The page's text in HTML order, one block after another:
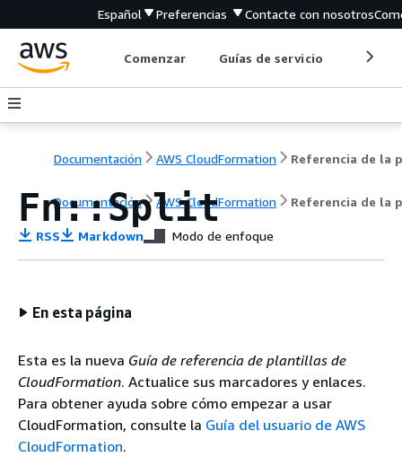
Español Preferencias Contacte con nosotros
Comenzar Guías de servicio
Documentación AWS CloudFormation
Documentación AWS CloudFormation Referencia de la
Fn::Split
RSS Markdown Modo de enfoque
En esta página
Esta es la nueva Guía de referencia de plantillas de
CloudFormation. Actualice sus marcadores y enlaces.
Para obtener ayuda sobre cómo empezar a usar
CloudFormation, consulte la Guía del usuario de AWS
CloudFormation.